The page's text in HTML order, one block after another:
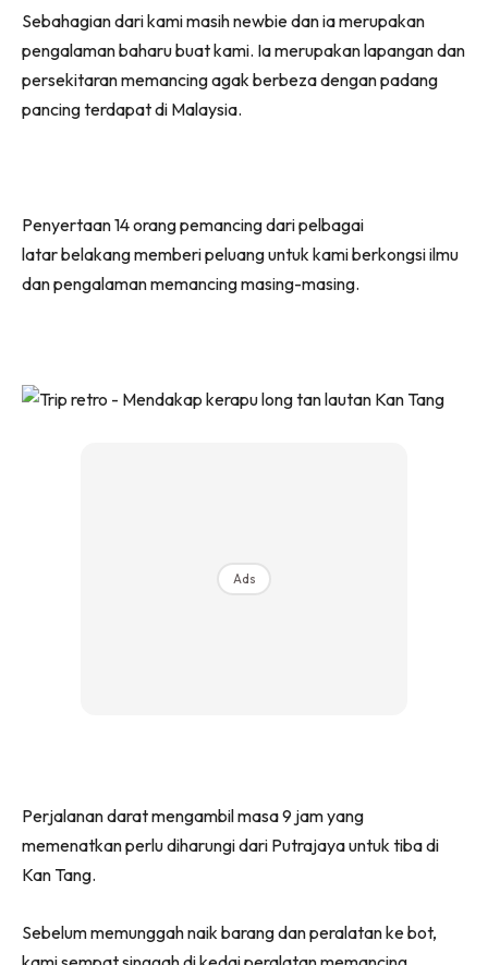
Sebahagian dari kami masih newbie dan ia merupakan
pengalaman baharu buat kami. Ia merupakan lapangan dan
persekitaran memancing agak berbeza dengan padang
pancing terdapat di Malaysia.
Penyertaan 14 orang pemancing dari pelbagai
latar belakang memberi peluang untuk kami berkongsi ilmu
dan pengalaman memancing masing-masing.
Ads
Perjalanan darat mengambil masa 9 jam yang
memenatkan perlu diharungi dari Putrajaya untuk tiba di
Kan Tang.
Sebelum memunggah naik barang dan peralatan ke bot,